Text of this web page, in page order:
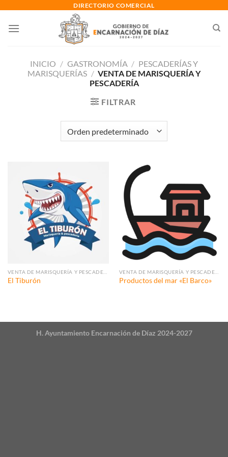
contenido
DIRECTORIO COMERCIAL
INICIO / GASTRONOMÍA / PESCADERÍAS Y
MARISQUERÍAS / VENTA DE MARISQUERÍA Y
PESCADERÍA
FILTRAR
El Tiburón Productos del mar «El Barco»
H. Ayuntamiento Encarnación de Díaz 2024-2027